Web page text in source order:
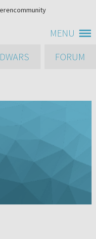
MENU
DWARS FORUM